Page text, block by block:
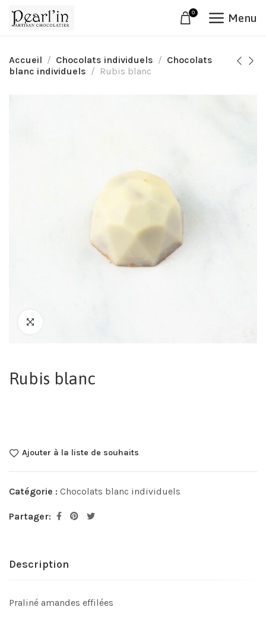
0 Menu
Accueil Chocolats individuels
Chocolats
blanc individuels
Rubis blanc
Rubis blanc
Ajouter à la liste de souhaits
Catégorie : Chocolats blanc individuels
Partager:
Description
Praliné amandes effilées